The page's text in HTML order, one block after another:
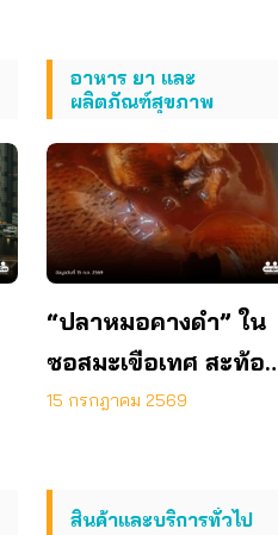
อาหาร ยา และ
ผลิตภัณฑ์สุขภาพ
“ปลาหมอคางดำ” ใน
ซอสมะเขือเทศ สะท้อ
ช่องโหว่กฎหมายจี้ปฏิ
15 กรกฎาคม 2569
สินค้าและบริการทั่วไป